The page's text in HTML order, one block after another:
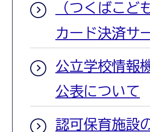
（つくばこど
カード決済サ
公立学校情報
公表について
認可保育施設